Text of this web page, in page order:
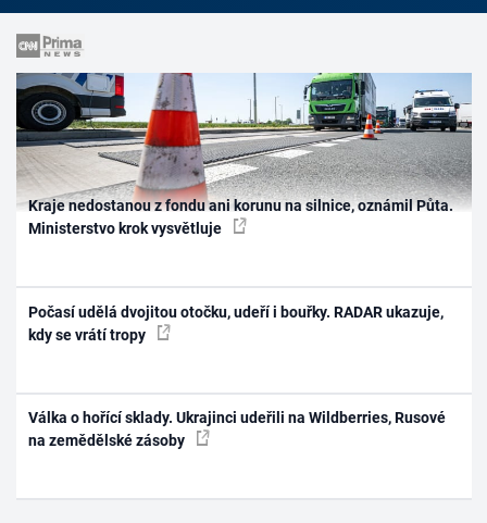
Kraje nedostanou z fondu ani korunu na silnice, oznámil Půta.
Ministerstvo krok vysvětluje
Počasí udělá dvojitou otočku, udeří i bouřky. RADAR ukazuje,
kdy se vrátí tropy
Válka o hořící sklady. Ukrajinci udeřili na Wildberries, Rusové
na zemědělské zásoby